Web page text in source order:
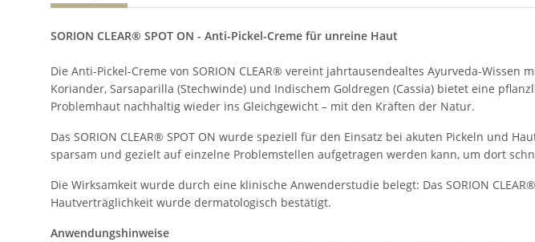
SORION CLEAR® SPOT ON - Anti-Pickel-Creme für unreine Haut
Die Anti-Pickel-Creme von SORION CLEAR® vereint jahrtausendealtes Ayurveda-
Koriander, Sarsaparilla (Stechwinde) und Indischem Goldregen (Cassia) bietet eine
Problemhaut nachhaltig wieder ins Gleichgewicht – mit den Kräften der Natur.
Das SORION CLEAR® SPOT ON wurde speziell für den Einsatz bei akuten Pickeln und
sparsam und gezielt auf einzelne Problemstellen aufgetragen werden kann, um dort
Die Wirksamkeit wurde durch eine klinische Anwenderstudie belegt: Das SORION
Hautverträglichkeit wurde dermatologisch bestätigt.
Anwendungshinweise